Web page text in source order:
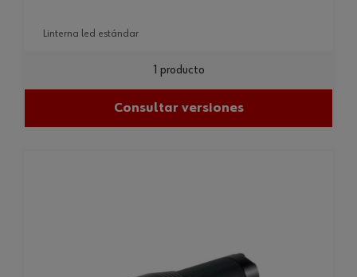
linterna led estándar
1 producto
Consultar versiones